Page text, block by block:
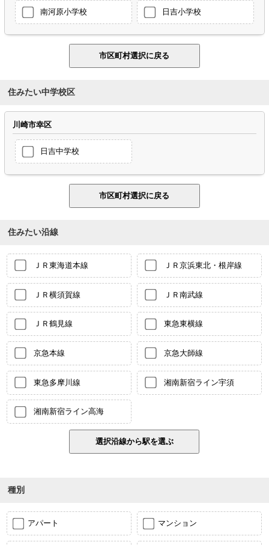
南河原小学校 日吉小学校
住みたい中学校区
川崎市幸区
日吉中学校
住みたい沿線
ＪＲ東海道本線 ＪＲ京浜東北・根岸線
ＪＲ横須賀線 ＪＲ南武線
ＪＲ鶴見線 東急東横線
京急本線 京急大師線
東急多摩川線 湘南新宿ライン宇須
湘南新宿ライン高海
種別
アパート マンション